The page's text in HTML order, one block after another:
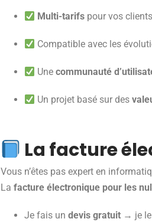
Multi-tarifspour vos clients
Compatible avec les
Une communauté
Un projet basé sur des
La facture
Vous n’êtes pas expert en
La facture électronique pour les
Je fais un devis gratuit→ je le